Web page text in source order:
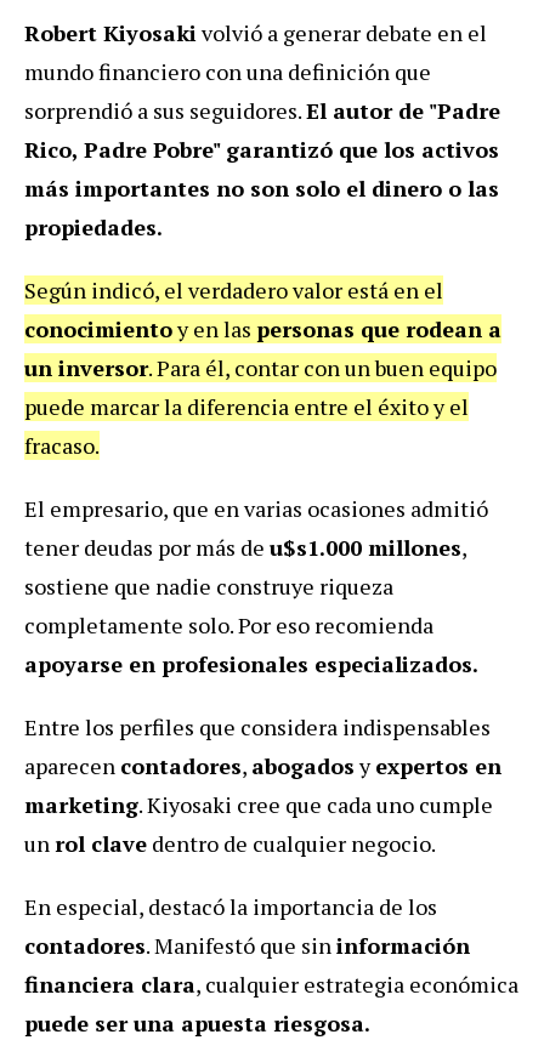
Robert Kiyosakivolvió a generar debate en el
mundo financiero con una definición que
sorprendió a sus seguidores.El autor de "Padre
Rico, Padre Pobre" garantizó que los activos
más importantes no son solo el dinero o las
propiedades.
Según indicó, el verdadero valor está en el
conocimientoy en las personas que rodean a
un inversor. Para él, contar con un buen equipo
puede marcar la diferencia entre el éxito y el
fracaso.
El empresario, que en varias ocasiones admitió
tener deudas por más de u$s1.000 millones,
sostiene que nadie construye riqueza
completamente solo. Por eso recomienda
apoyarse en profesionales especializados.
Entre los perfiles que considera indispensables
aparecen contadores, abogadosyexpertos en
marketing. Kiyosaki cree que cada uno cumple
unrol clave dentro de cualquier negocio.
En especial, destacó la importancia de los
contadores. Manifestó que sininformación
financiera clara, cualquier estrategia económica
puede ser una apuesta riesgosa.